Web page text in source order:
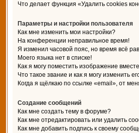
Что делает функция «Удалить cookies
Параметры и настройки пользователя
Как мне изменить мои настройки?
На конференции неправильное время!
Я изменил часовой пояс, но время всё
Моего языка нет в списке!
Как я могу поместить изображение
Что такое звание и как я могу изменить
Когда я щёлкаю по ссылке «email», от
Создание сообщений
Как мне создать тему в форуме?
Как мне отредактировать или удалить
Как мне добавить подпись к своему